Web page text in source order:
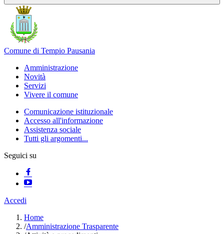
Comune di Tempio Pausania
Amministrazione
Novità
Servizi
Vivere il comune
Comunicazione istituzionale
Accesso all'informazione
Assistenza sociale
Tutti gli argomenti...
Seguici su
Accedi
Home
/Amministrazione Trasparente